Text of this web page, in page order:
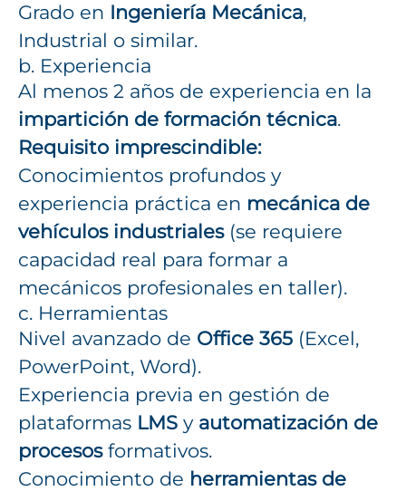
Grado en Ingeniería Mecánica,
Industrial o similar.
b. Experiencia
Al menos 2 años de experiencia en la
impartición de formación técnica.
Requisito imprescindible:
Conocimientos profundos y
experiencia práctica en mecánica de
vehículos industriales(se requiere
capacidad real para formar a
mecánicos profesionales en taller).
c. Herramientas
Nivel avanzado de Office 365 (Excel,
PowerPoint, Word).
Experiencia previa en gestión de
plataformas LMS y automatización de
procesosformativos.
Conocimiento de herramientas de